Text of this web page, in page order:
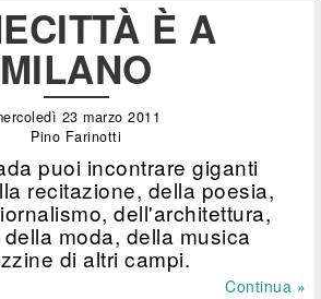
È A
MILANO
23 marzo 2011
Pino Farinotti
puoi incontrare giganti
recitazione, della poesia,
dell'architettura,
moda, della musica
di altri campi.
Continua »